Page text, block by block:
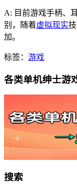
A: 目前游戏手柄、
别，随着虚拟现实
加。
标签： 游戏
各类单机绅士游
搜索